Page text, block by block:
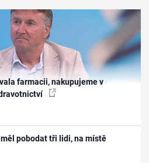
farmacii, nakupujeme v
pobodat tři lidi, na místě